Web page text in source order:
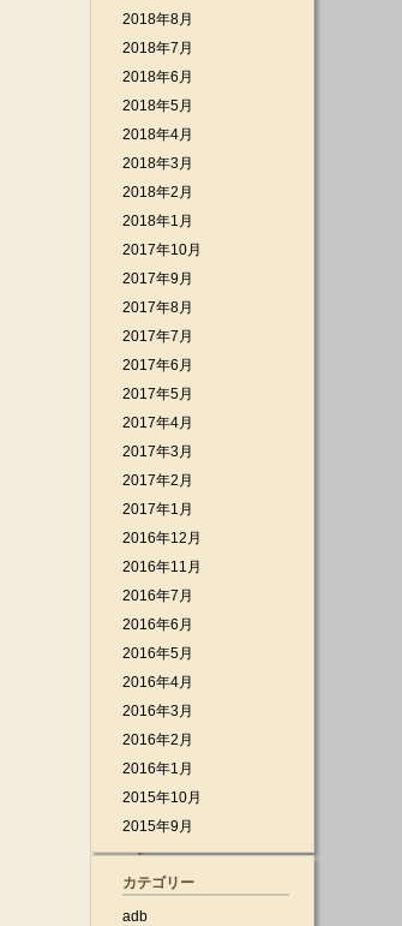
2018年8月
2018年7月
2018年6月
2018年5月
2018年4月
2018年3月
2018年2月
2018年1月
2017年10月
2017年9月
2017年8月
2017年7月
2017年6月
2017年5月
2017年4月
2017年3月
2017年2月
2017年1月
2016年12月
2016年11月
2016年7月
2016年6月
2016年5月
2016年4月
2016年3月
2016年2月
2016年1月
2015年10月
2015年9月
カテゴリー
adb